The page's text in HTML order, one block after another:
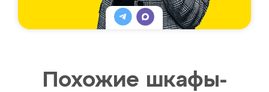
Похожие шкафы-